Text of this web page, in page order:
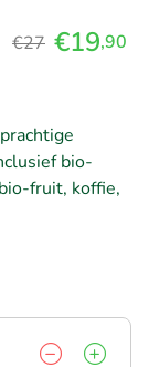
€27 €19,90
bio-
fruit, koffie,